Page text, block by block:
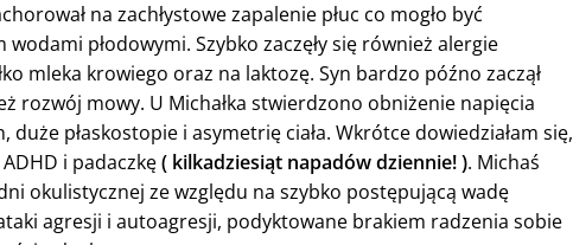
na zachłystowe zapalenie płuc co mogło być
płodowymi. Szybko zaczęły się również alergie
mleka krowiego oraz na laktozę. Syn bardzo późno zaczął
rozwój mowy. U Michałka stwierdzono obniżenie napięcia
płaskostopie i asymetrię ciała. Wkrótce dowiedziałam się,
i padaczkę( kilkadziesiąt napadów dziennie! ). Michaś
okulistycznej ze względu na szybko postępującą wadę
agresji i autoagresji, podyktowane brakiem radzenia sobie